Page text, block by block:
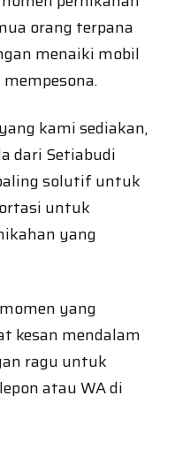
orang terpana
menaiki mobil
kami sediakan,
dari Setiabudi
solutif untuk
untuk
yang
yang
kesan mendalam
ragu untuk
atau WA di